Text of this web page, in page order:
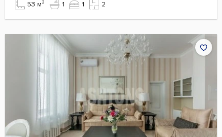
53 м² 1 1 2